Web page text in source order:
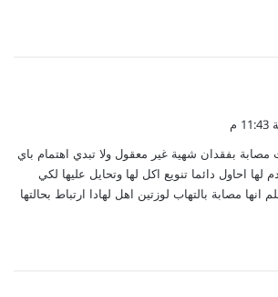
بفقدان شهية غير معقول ولا تبدي اهتمام باي
احاول دائما تنويع اكل لها وتحايل عليها لكي
انها مصابة بالتهاب لوزتين اهل لهادا ارتباط بحالتها